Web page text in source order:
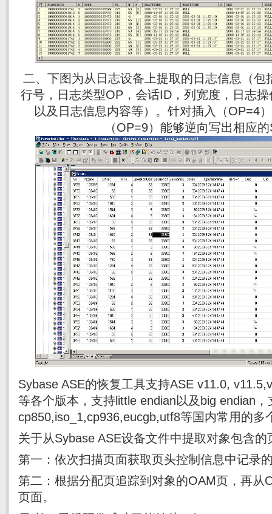
二、下图为从日志设备上提取的日志信息（包
行号，日志类型OP，会话ID，列宽度，日志
以及日志信息内容等）。针对插入（OP=4
（OP=9）能够逆向写出相应
Sybase ASE的恢复工具支持ASE v11.0,
等各个版本，支持little endian以及big endian，
cp850,iso_1,cp936,eucgb,utf8等国内常用的多
关于从Sybase ASE设备文件中提取对象包含
第一：依次扫描页面获取页头控制信息中记录
第二：根据分配页追踪到对象的OAM页，再从
页面。